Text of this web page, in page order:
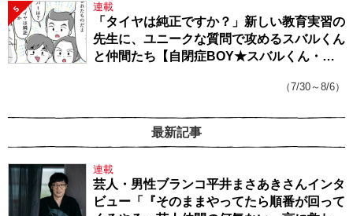
5 連載
「タイヤは純正ですか？」新しい教育実習の
先生に、ユニークな質問で攻めるスバルくん
と仲間たち【自閉症BOY★スバルくん・
（7/30～8/6）
最新記事
連載
芸人・男性ブランコ平井まさあきさんインタ
ビュー「『そのままやってたら順番が回って